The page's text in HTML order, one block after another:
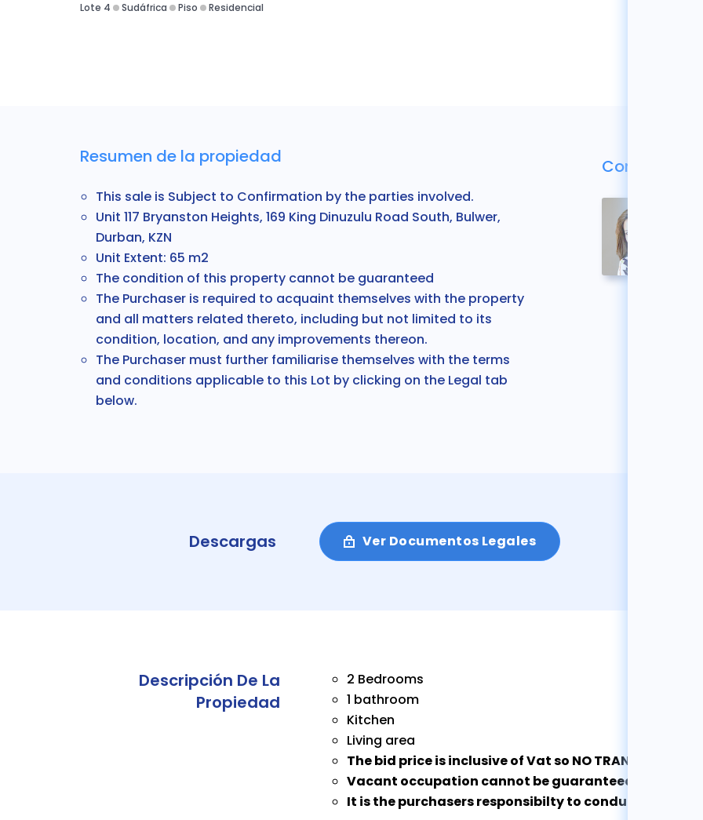
Lote 4 Sudáfrica Piso Residencial
Resumen de la propiedad
This sale is Subject to Confirmation by the parties involved.
Unit 117 Bryanston Heights, 169 King Dinuzulu Road South, Bulwer,
Durban, KZN
Unit Extent: 65 m2
The condition of this property cannot be guaranteed
The Purchaser is required to acquaint themselves with the property
and all matters related thereto, including but not limited to its
condition, location, and any improvements thereon.
The Purchaser must further familiarise themselves with the terms
and conditions applicable to this Lot by clicking on the Legal tab
below.
Contactar
Descargas Ver Documentos Legales
Descripción De La
Propiedad
2 Bedrooms
1 bathroom
Kitchen
Living area
The bid price is inclusive of Vat so NO TRANSFER
Vacant occupation cannot be guaranteed
It is the purchasers responsibilty to conduct their